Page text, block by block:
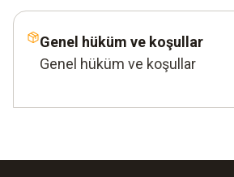
Genel hüküm ve koşullar
Genel hüküm ve koşullar